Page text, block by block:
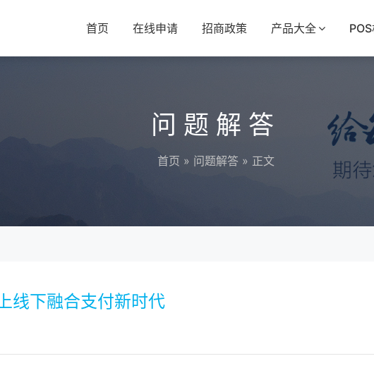
首页 在线申请 招商政策 产品大全
问题解答
首页 » 问题解答 » 正文
线下融合支付新时代